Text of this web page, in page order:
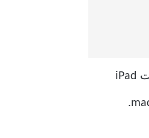
إذا كنت ترغب في استخدام Mac و iPad في وقت واحد ، فإن ميزة Universal Control تمكنك من التحكم في جميع ميزات iPad